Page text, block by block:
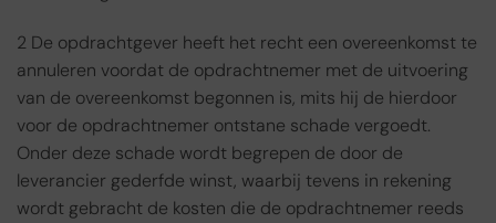
2 De opdrachtgever heeft het recht een overeenkomst te
annuleren voordat de opdrachtnemer met de uitvoering
van de overeenkomst begonnen is, mits hij de hierdoor
voor de opdrachtnemer ontstane schade vergoedt.
Onder deze schade wordt begrepen de door de
leverancier gederfde winst, waarbij tevens in rekening
wordt gebracht de kosten die de opdrachtnemer reeds